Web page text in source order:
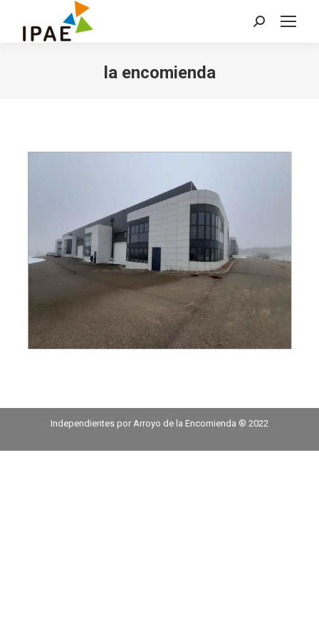
Buscar:
la encomienda
Independientes por Arroyo de la Encomienda ® 2022